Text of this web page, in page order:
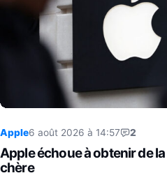
Apple6 août 2026 à 14:57 2
Apple échoue à obtenir de
chère